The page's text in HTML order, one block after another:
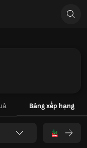
Bảng xếp hạng